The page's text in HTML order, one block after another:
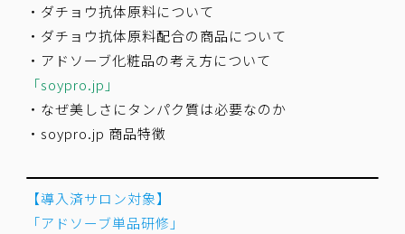
・ダチョウ抗体原料について
・ダチョウ抗体原料配合の商品について
・アドソーブ化粧品の考え方について
「soypro.jp」
・なぜ美しさにタンパク質は必要なのか
・soypro.jp 商品特徴
【導入済サロン対象】
「アドソーブ単品研修」